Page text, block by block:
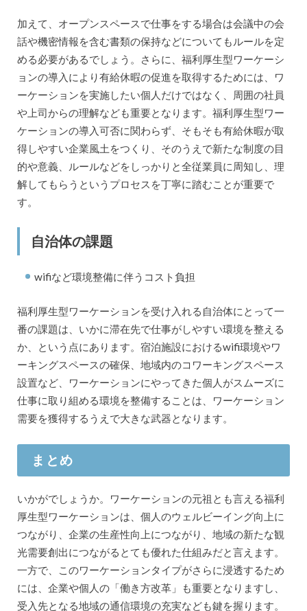
加えて、オープンスペースで仕事をする場合は会議中の会
話や機密情報を含む書類の保持などについてもルールを定
める必要があるでしょう。さらに、福利厚生型ワーケーシ
ョンの導入により有給休暇の促進を取得するためには、ワ
ーケーションを実施したい個人だけではなく、周囲の社員
や上司からの理解なども重要となります。福利厚生型ワー
ケーションの導入可否に関わらず、そもそも有給休暇が取
得しやすい企業風土をつくり、そのうえで新たな制度の目
的や意義、ルールなどをしっかりと全従業員に周知し、理
解してもらうというプロセスを丁寧に踏むことが重要で
す。
自治体の課題
wifiなど環境整備に伴うコスト負担
福利厚生型ワーケーションを受け入れる自治体にとって一
番の課題は、いかに滞在先で仕事がしやすい環境を整える
か、という点にあります。宿泊施設におけるwifi環境やワ
ーキングスペースの確保、地域内のコワーキングスペース
設置など、ワーケーションにやってきた個人がスムーズに
仕事に取り組める環境を整備することは、ワーケーション
需要を獲得するうえで大きな武器となります。
まとめ
いかがでしょうか。ワーケーションの元祖とも言える福利
厚生型ワーケーションは、個人のウェルビーイング向上に
つながり、企業の生産性向上につながり、地域の新たな観
光需要創出につながるとても優れた仕組みだと言えます。
一方で、このワーケーションタイプがさらに浸透するため
には、企業や個人の「働き方改革」も重要となりますし、
受入先となる地域の通信環境の充実なども鍵を握ります。